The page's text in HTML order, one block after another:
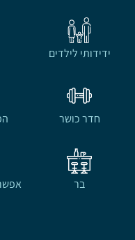
ידידותי לילדים
חדר כושר
בר